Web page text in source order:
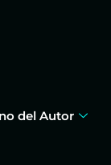
del Autor